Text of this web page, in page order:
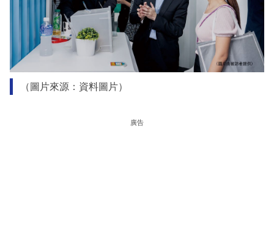
（圖片來源：資料圖片）
廣告